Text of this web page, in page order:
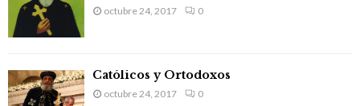
octubre 24, 2017 0
Católicos y Ortodoxos
octubre 24, 2017 0